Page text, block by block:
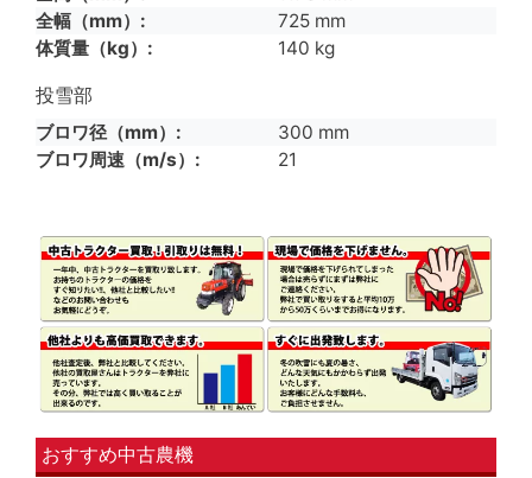
全幅（mm）
725 mm
体質量（kg）
140 kg
投雪部
ブロワ径（mm）
300 mm
ブロワ周速（m/s）
21
おすすめ中古農機